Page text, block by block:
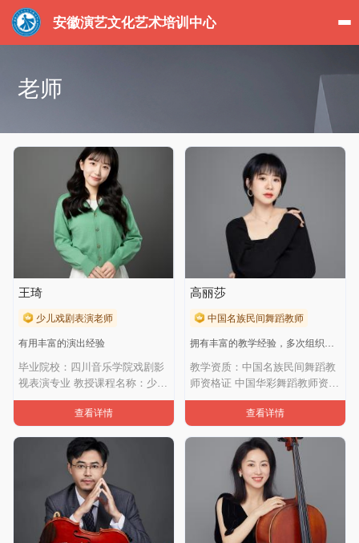
安徽演艺文化艺术培训中心
老师
王琦
少儿戏剧表演老师
有用丰富的演出经验
毕业院校：四川音乐学院戏剧影
视表演专业 教授课程名称：少儿
戏剧表演 艺
查看详情
高丽莎
中国名族民间舞蹈教师
教学资质：中国名族民间舞蹈教
师资格证 中国华彩舞蹈教师资格
证基本功教学
查看详情